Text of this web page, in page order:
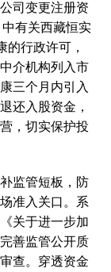
司变更注册资
有关西藏恒实
行政许可，
介机构列入市
三个月内引入
还入股资金，
，切实保护投
监管短板，防
准入关口。系
关于进一步加
善监管公开质
查。穿透资金